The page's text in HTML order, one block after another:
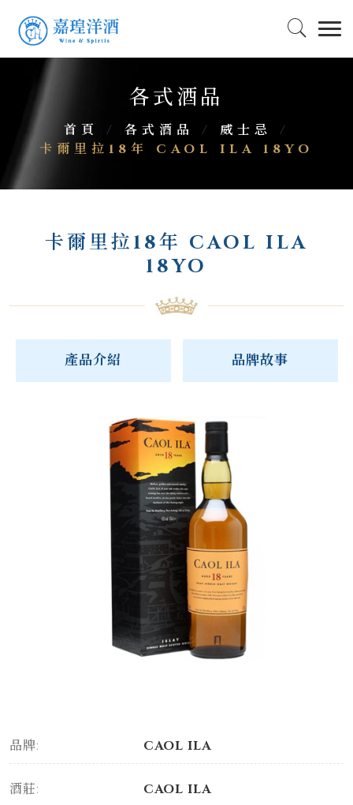
各式酒品
首頁 / 各式酒品 / 威士忌
/
卡爾里拉18年 CAOL ILA 18YO
卡爾里拉18年 CAOL ILA
18YO
產品介紹 品牌故事
品牌: CAOL ILA
酒莊: CAOL ILA